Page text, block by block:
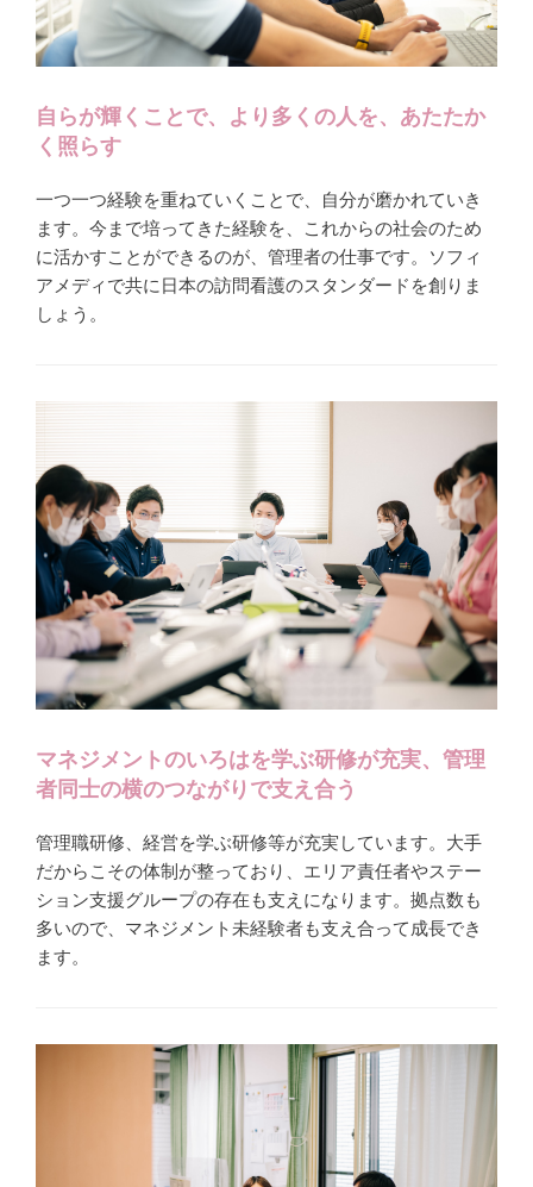
自らが輝くことで、より多くの人を、あたたか
く照らす
一つ一つ経験を重ねていくことで、自分が磨かれていき
ます。今まで培ってきた経験を、これからの社会のため
に活かすことができるのが、管理者の仕事です。ソフィ
アメディで共に日本の訪問看護のスタンダードを創りま
しょう。
マネジメントのいろはを学ぶ研修が充実、管理
者同士の横のつながりで支え合う
管理職研修、経営を学ぶ研修等が充実しています。大手
だからこその体制が整っており、エリア責任者やステー
ション支援グループの存在も支えになります。拠点数も
多いので、マネジメント未経験者も支え合って成長でき
ます。